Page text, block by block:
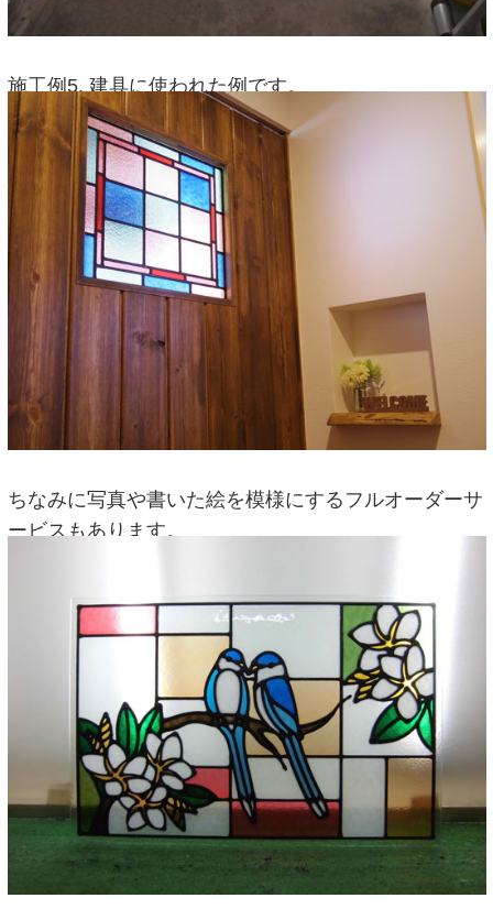
施工例5. 建具に使われた例です。
ちなみに写真や書いた絵を模様にするフルオーダーサ
ービスもあります。